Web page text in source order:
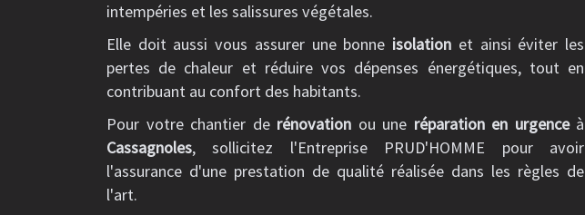
intempéries et les salissures végétales.
Elle doit aussi vous assurer une bonne isolation et ainsi éviter les
pertes de chaleur et réduire vos dépenses énergétiques, tout en
contribuant au confort des habitants.
Pour votre chantier de rénovation ou une réparation en urgenceà
Cassagnoles, sollicitez l'Entreprise PRUD'HOMME pour avoir
l'assurance d'une prestation de qualité réalisée dans les règles de
l'art.